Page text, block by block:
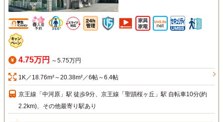
4.75万円 ～5.75万円
1K／18.76m²～20.38m²／6帖～6.4帖
京王線「中河原」駅 徒歩9分、京王線「聖蹟桜ヶ丘」駅 自転車10分(約
2.2km)、その他最寄り駅あり